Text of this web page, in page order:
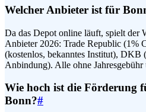
Welcher Anbieter ist für
Da das Depot online läuft, spielt der
Anbieter 2026: Trade Republic (1%
(kostenlos, bekanntes Institut),
Anbindung). Alle ohne
Wie hoch ist die Förderung
Bonn?#